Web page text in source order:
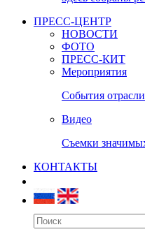
ПРЕСС-ЦЕНТР
НОВОСТИ
ФОТО
ПРЕСС-КИТ
Мероприятия
События отрасли
Видео
Съемки
КОНТАКТЫ